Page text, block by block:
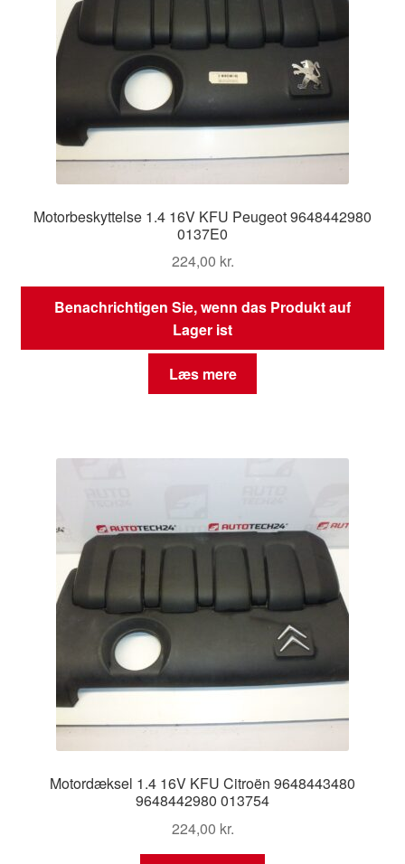
Motorbeskyttelse 1.4 16V KFU Peugeot 9648442980
0137E0
224,00 kr.
Benachrichtigen Sie, wenn das Produkt auf
Lager ist
Læs mere
Motordæksel 1.4 16V KFU Citroën 9648443480
9648442980 013754
224,00 kr.